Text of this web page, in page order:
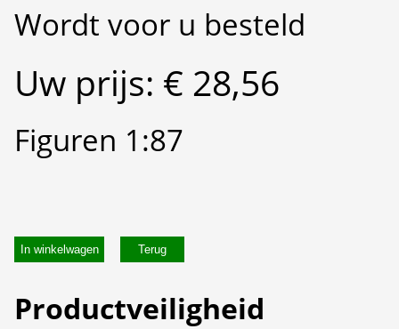
Wordt voor u besteld
Uw prijs: € 28,56
Figuren 1:87
In winkelwagen
Productveiligheid